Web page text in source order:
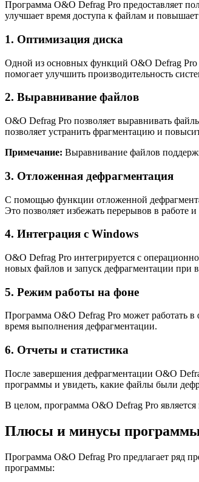
Программа O&O Defrag Pro предоставляет
улучшает время доступа к файлам и
1. Оптимизация диска
Одной из основных функций O&O Defrag Pro
помогает улучшить производительность
2. Выравнивание файлов
O&O Defrag Pro позволяет выравнивать
позволяет устранить фрагментацию и
Примечание: Выравнивание файлов
3. Отложенная дефрагментация
С помощью функции отложенной
Это позволяет избежать перерывов в работе
4. Интеграция с Windows
O&O Defrag Pro интегрируется с
новых файлов и запуск дефрагментации при
5. Режим работы на фоне
Программа O&O Defrag Pro может работать
время выполнения дефрагментации.
6. Отчеты и статистика
После завершения дефрагментации O&O
программы и увидеть, какие файлы были
В целом, программа O&O Defrag Pro
Плюсы и минусы
Программа O&O Defrag Pro предлагает ряд
программы: